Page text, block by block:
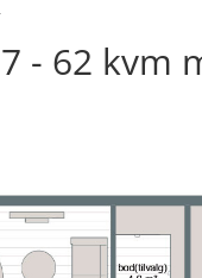
- 62 kvm